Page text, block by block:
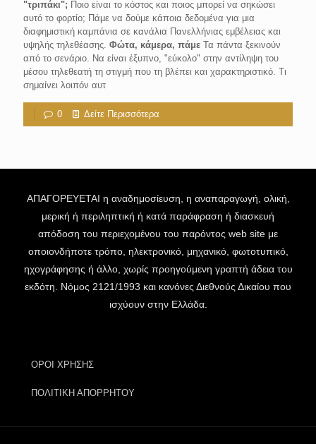
"τριπάκι"; Ποιο είναι το κόστος και ποιος μπορεί να σηκώσει
αυτό το φορτίο; Πάμε να δούμε κάποια δεδομένα για μια
διαφημιστική καμπάνια σε κανάλια Πανελλήνιας εμβέλειας και
υψηλής τηλεθέασης. Φώτα, κάμερα, πάμε Τα πάντα ξεκινούν
από το σενάριο. Να είναι έξυπνο, "εύκολο" στην αντίληψη του
μέσου τηλεθεατή τη στιγμή που τη βλέπει και χαρακτηριστικό. Τι
σημαίνει λοιπόν αυτ
0 Δείτε Περισσότερα
ΑΠΑΓΟΡΕΥΕΤΑΙ η αναδημοσίευση, η αναπαραγωγή, ολική,
μερική ή περιληπτική ή κατά παράφραση ή διασκευή
απόδοση του περιεχομένου του παρόντος web site με
οποιονδήποτε τρόπο, ηλεκτρονικό, μηχανικό, φωτοτυπικό,
ηχογράφησης ή άλλο, χωρίς προηγούμενη γραπτή άδεια του
εκδότη. Νόμος 2121/1993 και κανόνες Διεθνούς Δικαίου που
ισχύουν στην Ελλάδα.
ΟΡΟΙ ΧΡΗΣΗΣ
ΠΟΛΙΤΙΚΗ ΑΠΟΡΡΗΤΟΥ